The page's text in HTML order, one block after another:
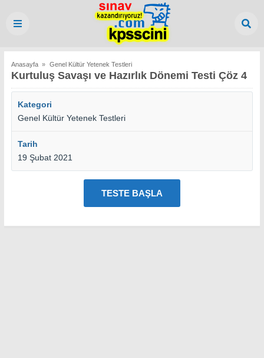
Anasayfa » Genel Kültür Yetenek Testleri
Kurtuluş Savaşı ve Hazırlık Dönemi Testi Çöz 4
Kategori
Genel Kültür Yetenek Testleri
Tarih
19 Şubat 2021
TESTE BAŞLA